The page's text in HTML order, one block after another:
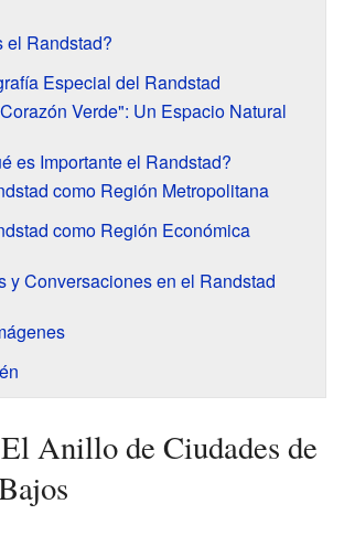
el Randstad?
Especial del Randstad
Verde": Un Espacio Natural
es Importante el Randstad?
como Región Metropolitana
como Región Económica
y Conversaciones en el Randstad
Anillo de Ciudades de